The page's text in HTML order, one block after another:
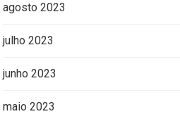
agosto 2023
julho 2023
junho 2023
maio 2023